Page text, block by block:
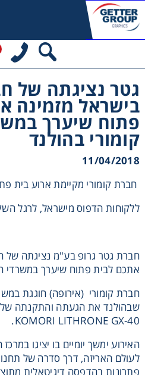
גטר נציגתה של
בישראל מזמינה
פתוח שיערך
קומורי בהולנד
11/04/2018
חברת קומורי מקיימת ארוע בית
ללקוחות הדפוס מישראל, לרגל
חברת גטר גרופ בע"מ נציגתה של
אתכם לבית פתוח שיערך במשרדי
חברת קומורי (אירופה) חוגגת
שבהולנד את הגעתה והתקנתה
KOMORI LITHRONE GX-40.
האירוע ימשך יומיים בו יציגו
לעולם האריזה, דרך סדרה של
פתרונות בהדפסה דיגיטאלית
אני מאשר קבלת חומרים